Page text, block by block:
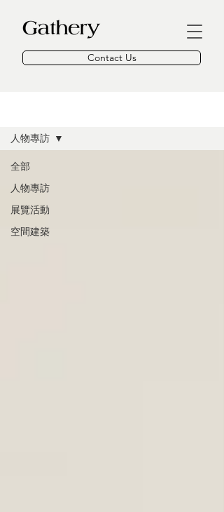
Contact Us
全部
人物專訪
展覽活動
空間建築
人物專訪